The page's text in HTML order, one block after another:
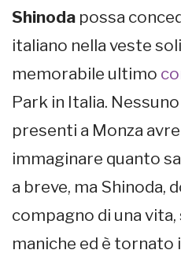
Shinoda possa
italiano nella veste
memorabile ultimo
Park in Italia.
presenti a Monza
immaginare quanto
a breve, ma Shinoda,
compagno di una
maniche ed è